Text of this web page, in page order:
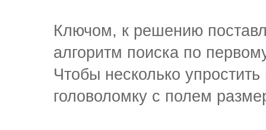
Ключом, к решению
алгоритм поиска по
Чтобы несколько
головоломку с полем